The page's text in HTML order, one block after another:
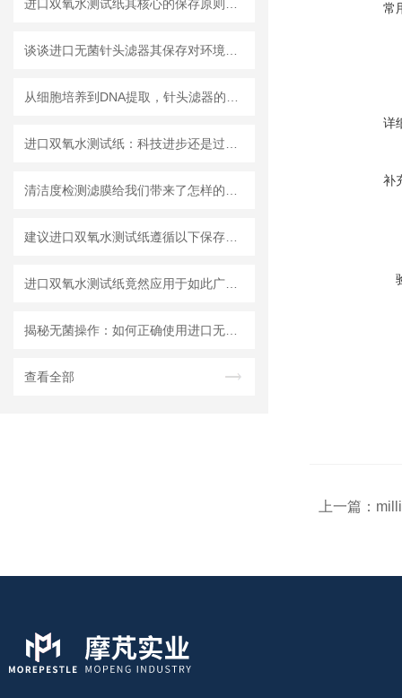
查看全部
常
详
补
上一篇：